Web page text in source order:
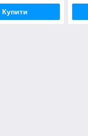
Купити